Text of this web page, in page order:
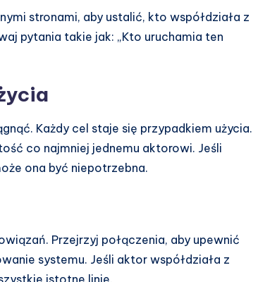
stronami, aby ustalić, kto współdziała z
pytania takie jak: „Kto uruchamia ten
Każdy cel staje się przypadkiem użycia.
co najmniej jednemu aktorowi. Jeśli
ona być niepotrzebna.
Przejrzyj połączenia, aby upewnić
systemu. Jeśli aktor współdziała z
istotne linie.